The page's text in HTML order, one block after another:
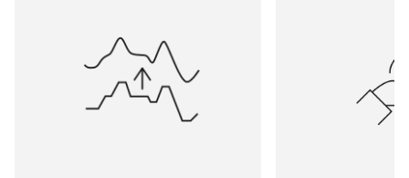
SOLDADURA POR PONTOS
VISÃO E INSPEÇÃO
CORTE A FIO EDM